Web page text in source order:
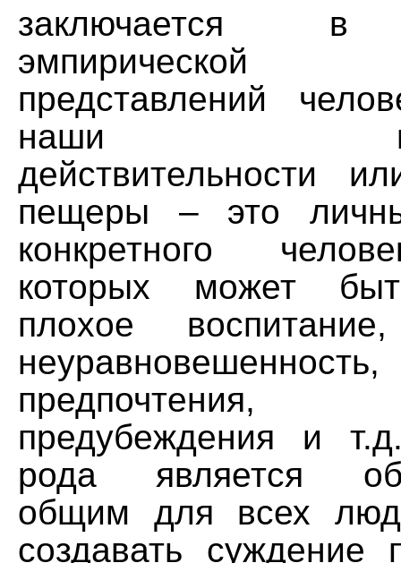
заключается в
эмпирической
представлений
наши
действительности
пещеры – это
конкретного
которых может
плохое
предпочтения,
предубеждения и
рода является
общим для всех
создавать суждение